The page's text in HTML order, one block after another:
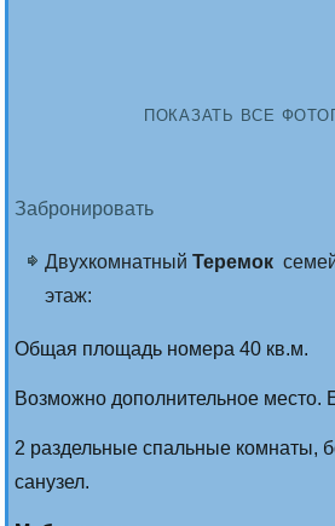
ПОКАЗАТЬ ВСЕ
Забронировать
ДвухкомнатныйТеремок
этаж:
Общая площадь номера 40 кв.м.
Возможно дополнительное место.
2 раздельные спальные комнаты,
санузел.